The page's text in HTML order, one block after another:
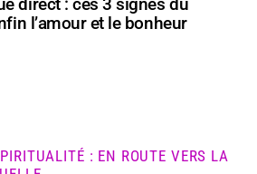
direct : ces 3 signes du
l’amour et le bonheur
: EN ROUTE VERS LA